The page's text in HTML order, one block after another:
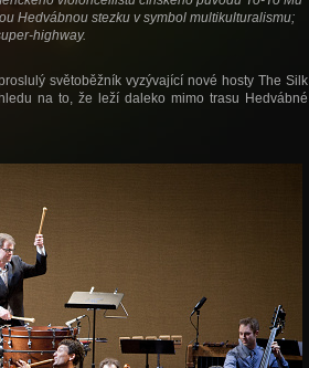
Hedvábnou stezku v symbol multikulturalismu;
highway.
světoběžník vyzývající nové hosty The Silk
na to, že leží daleko mimo trasu Hedvábné